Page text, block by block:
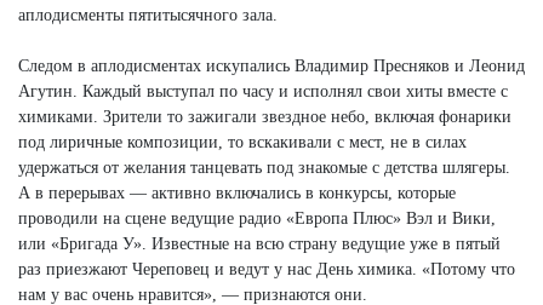
аплодисменты пятитысячного зала.
Следом в аплодисментах искупались Владимир Пресняков и Леонид
Агутин. Каждый выступал по часу и исполнял свои хиты вместе с
химиками. Зрители то зажигали звездное небо, включая фонарики
под лиричные композиции, то вскакивали с мест, не в силах
удержаться от желания танцевать под знакомые с детства шлягеры.
А в перерывах — активно включались в конкурсы, которые
проводили на сцене ведущие радио «Европа Плюс» Вэл и Вики,
или «Бригада У». Известные на всю страну ведущие уже в пятый
раз приезжают Череповец и ведут у нас День химика. «Потому что
нам у вас очень нравится», — признаются они.